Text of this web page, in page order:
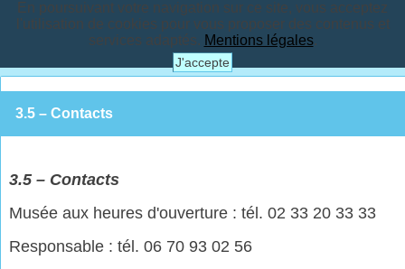
En poursuivant votre navigation sur ce site, vous acceptez
l'utilisation de cookies pour vous proposer des contenus et
services adaptés. Mentions légales.
J'accepte
3.5 – Contacts
3.5 – Contacts
Musée aux heures d'ouverture : tél. 02 33 20 33 33
Responsable : tél. 06 70 93 02 56